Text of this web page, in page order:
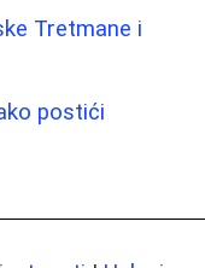
Tretmane i
postići